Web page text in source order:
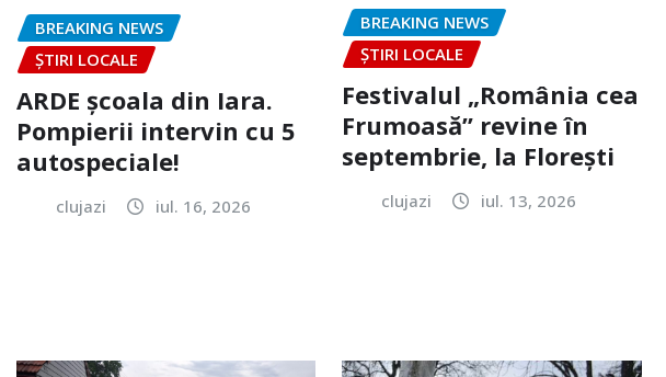
BREAKING NEWS
ȘTIRI LOCALE
ARDE școala din Iara.
Pompierii intervin cu 5
autospeciale!
clujazi iul. 16, 2026
BREAKING NEWS
ȘTIRI LOCALE
Festivalul „România cea
Frumoasă” revine în
septembrie, la Florești
clujazi iul. 13, 2026